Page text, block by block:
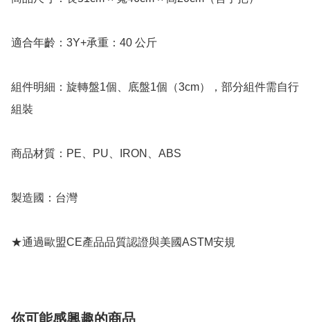
適合年齡：3Y+承重：40 公斤
組件明細：旋轉盤1個、底盤1個（3cm），部分組件需自行
組裝
商品材質：PE、PU、IRON、ABS
製造國：台灣
★通過歐盟CE產品品質認證與美國ASTM安規
你可能感興趣的商品